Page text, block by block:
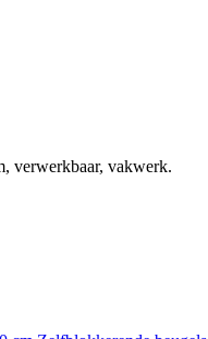
verwerkbaar, vakwerk.